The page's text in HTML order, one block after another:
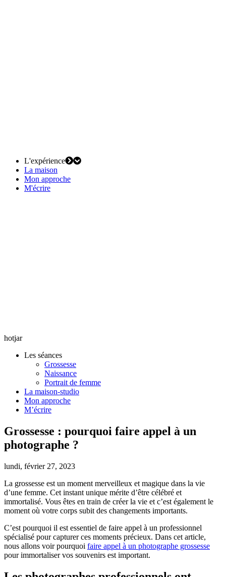
L'expérience
La maison
Mon approche
M'écrire
hotjar
Les séances
Grossesse
Naissance
Portrait de femme
La maison-studio
Mon approche
M’écrire
Grossesse : pourquoi faire appel à un
photographe ?
lundi, février 27, 2023
La grossesse est un moment merveilleux et magique dans la vie
d’une femme. Cet instant unique mérite d’être célébré et
immortalisé. Vous êtes en train de créer la vie et c’est également le
moment où votre corps subit des changements importants.
C’est pourquoi il est essentiel de faire appel à un professionnel
spécialisé pour capturer ces moments précieux. Dans cet article,
nous allons voir pourquoi faire appel à un photographe grossesse
pour immortaliser vos souvenirs est important.